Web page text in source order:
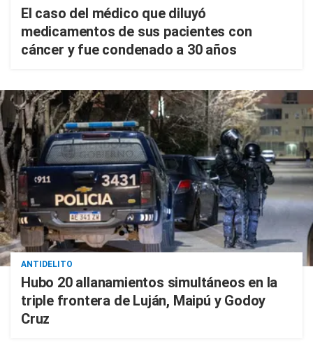
El caso del médico que diluyó
medicamentos de sus pacientes con
cáncer y fue condenado a 30 años
ANTIDELITO
Hubo 20 allanamientos simultáneos en la
triple frontera de Luján, Maipú y Godoy
Cruz